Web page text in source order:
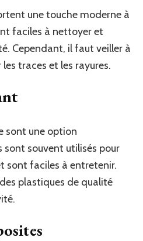
une touche moderne à
faciles à nettoyer et
Cependant, il faut veiller à
traces et les rayures.
sont une option
sont souvent utilisés pour
sont faciles à entretenir.
plastiques de qualité